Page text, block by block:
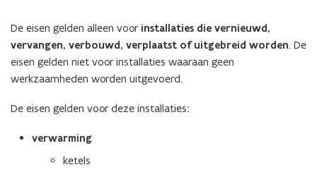
De eisen gelden alleen voor installaties die vernieuwd,
vervangen, verbouwd, verplaatst of uitgebreid worden. De
eisen gelden niet voor installaties waaraan geen
werkzaamheden worden uitgevoerd.
De eisen gelden voor deze installaties:
verwarming
ketels